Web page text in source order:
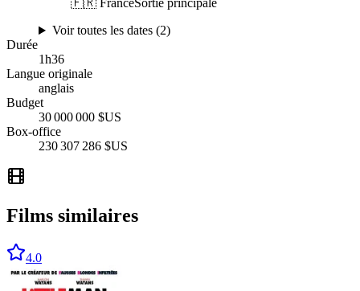
🇫🇷 FranceSortie principale
Voir toutes les dates (2)
Durée
1h36
Langue originale
anglais
Budget
30 000 000 $US
Box-office
230 307 286 $US
Films similaires
4.0